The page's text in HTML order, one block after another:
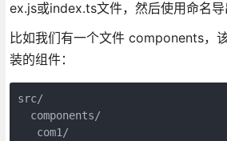
ex.js或index.ts文件，然后使用命名导
比如我们有一个文件 components，
装的组件：
src/
  components/
   com1/